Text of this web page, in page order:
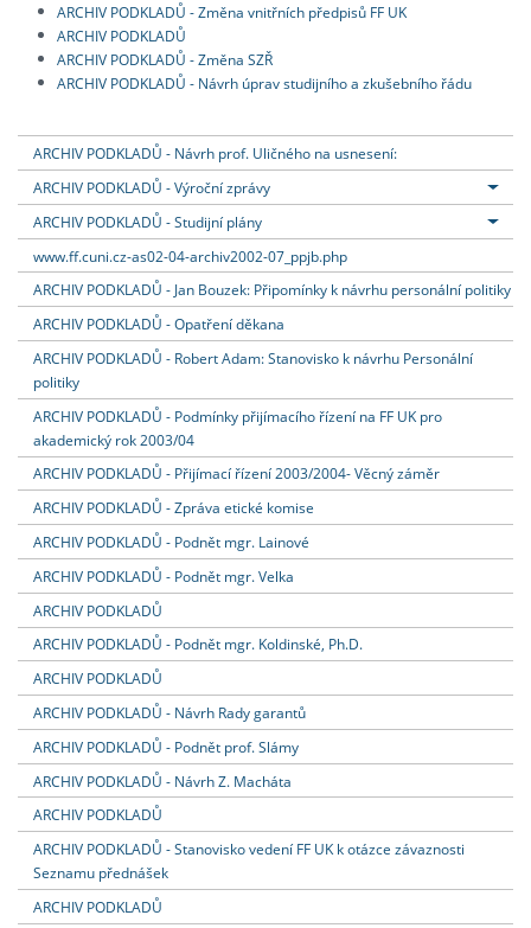
ARCHIV PODKLADŮ - Změna vnitřních předpisů FF UK
ARCHIV PODKLADŮ
ARCHIV PODKLADŮ - Změna SZŘ
ARCHIV PODKLADŮ - Návrh úprav studijního a zkušebního řádu
ARCHIV PODKLADŮ - Návrh prof. Uličného na usnesení:
ARCHIV PODKLADŮ - Výroční zprávy
ARCHIV PODKLADŮ - Studijní plány
www.ff.cuni.cz-as02-04-archiv2002-07_ppjb.php
ARCHIV PODKLADŮ - Jan Bouzek: Připomínky k návrhu personální politiky
ARCHIV PODKLADŮ - Opatření děkana
ARCHIV PODKLADŮ - Robert Adam: Stanovisko k návrhu Personální
politiky
ARCHIV PODKLADŮ - Podmínky přijímacího řízení na FF UK pro
akademický rok 2003/04
ARCHIV PODKLADŮ - Přijímací řízení 2003/2004- Věcný záměr
ARCHIV PODKLADŮ - Zpráva etické komise
ARCHIV PODKLADŮ - Podnět mgr. Lainové
ARCHIV PODKLADŮ - Podnět mgr. Velka
ARCHIV PODKLADŮ
ARCHIV PODKLADŮ - Podnět mgr. Koldinské, Ph.D.
ARCHIV PODKLADŮ
ARCHIV PODKLADŮ - Návrh Rady garantů
ARCHIV PODKLADŮ - Podnět prof. Slámy
ARCHIV PODKLADŮ - Návrh Z. Macháta
ARCHIV PODKLADŮ
ARCHIV PODKLADŮ - Stanovisko vedení FF UK k otázce závaznosti
Seznamu přednášek
ARCHIV PODKLADŮ